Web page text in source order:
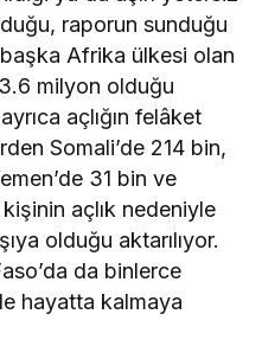
raporun sunduğu
Afrika ülkesi olan
milyon olduğu
açlığın felâket
Somali’de 214 bin,
31 bin ve
açlık nedeniyle
olduğu aktarılıyor.
da binlerce
hayatta kalmaya